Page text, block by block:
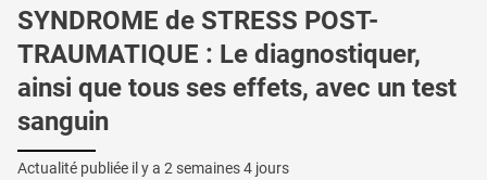
SYNDROME de STRESS POST-
TRAUMATIQUE : Le diagnostiquer,
ainsi que tous ses effets, avec un test
sanguin
Actualité publiée il y a 2 semaines 4 jours